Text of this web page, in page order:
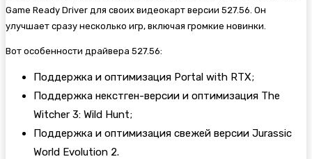
Game Ready Driver для своих видеокарт версии 527.56. Он
улучшает сразу несколько игр, включая громкие новинки.
Вот особенности драйвера 527.56:
Поддержка и оптимизация Portal with RTX;
Поддержка некстген-версии и оптимизация The
Witcher 3: Wild Hunt;
Поддержка и оптимизация свежей версии Jurassic
World Evolution 2.